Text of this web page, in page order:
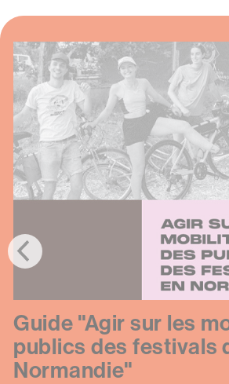
Items
Image
Texte
Guide "Agir sur les
publics des festivals
Normandie"